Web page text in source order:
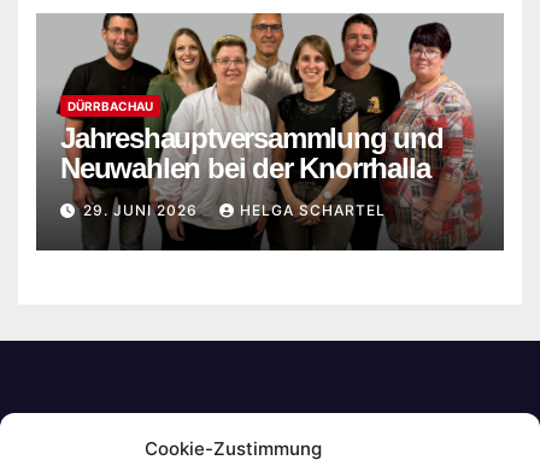
Cookie-Zustimmung
DÜRRBACHAU
Jahreshauptversammlung und
Neuwahlen bei der Knorrhalla
29. JUNI 2026 HELGA SCHARTEL